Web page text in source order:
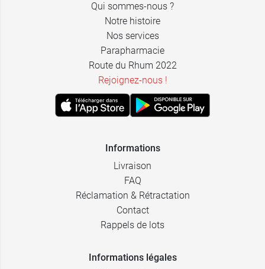
Qui sommes-nous ?
Notre histoire
Nos services
Parapharmacie
Route du Rhum 2022
Rejoignez-nous !
Informations
Livraison
FAQ
Réclamation & Rétractation
Contact
Rappels de lots
Informations légales